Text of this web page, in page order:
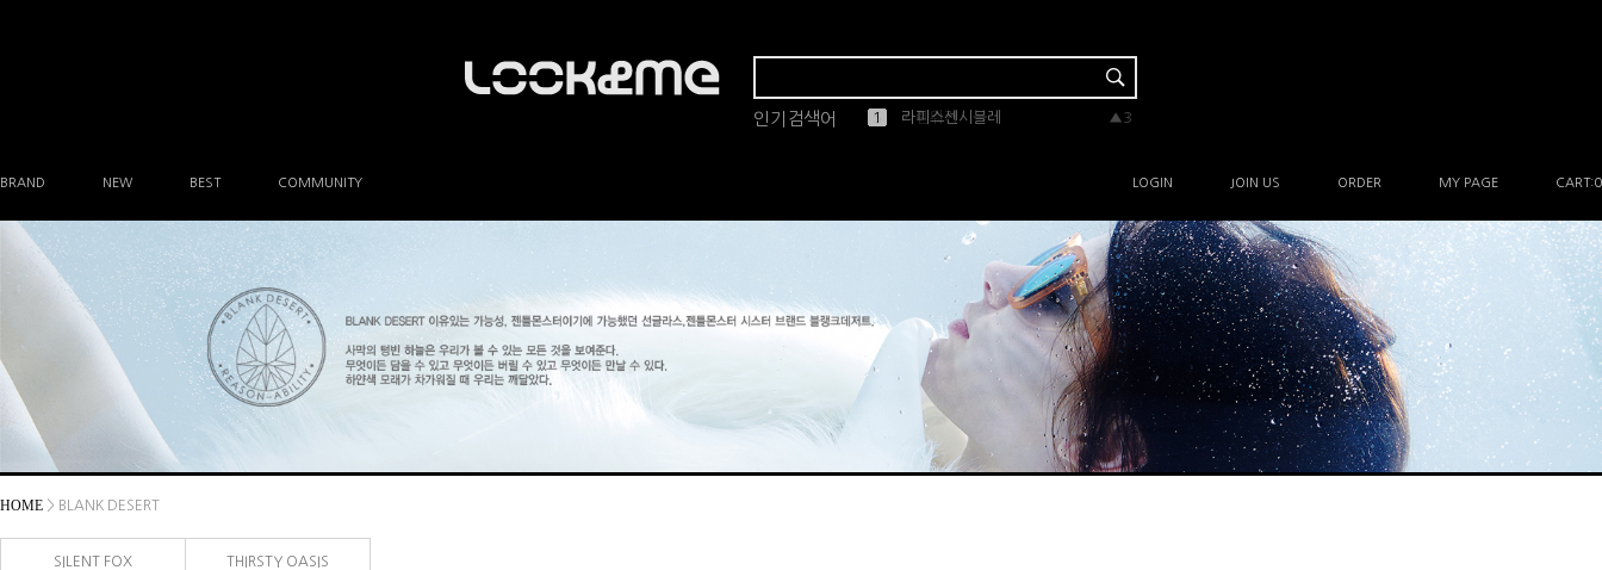
인기검색어 1 라피스센시블레 ▲3
2 ▲3
3 ▼-2
4 ▲3
5 ▲1
BRAND NEW BEST COMMUNITY
이벤트
FAQ
A/S안내
상품후기
방문예약
LOGIN JOIN US ORDER MY PAGE CART:0
HOME > BLANK DESERT
SILENT FOX THIRSTY OASIS